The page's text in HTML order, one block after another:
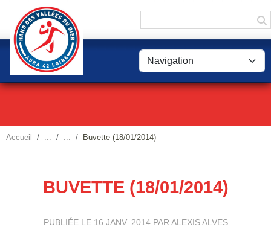
Accueil Buvette (18/01/2014)
BUVETTE (18/01/2014)
PUBLIÉE LE 16 JANV. 2014PAR ALEXIS ALVES
Panneau de gestion des cookies